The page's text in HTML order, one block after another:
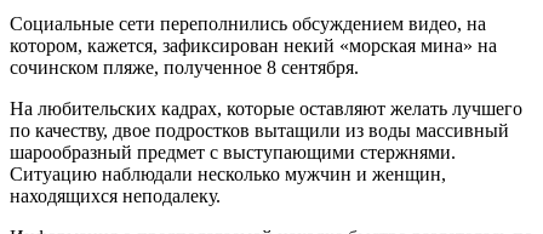
Социальные сети переполнились обсуждением видео, на
котором, кажется, зафиксирован некий «морская мина» на
сочинском пляже, полученное 8 сентября.
На любительских кадрах, которые оставляют желать лучшего
по качеству, двое подростков вытащили из воды массивный
шарообразный предмет с выступающими стержнями.
Ситуацию наблюдали несколько мужчин и женщин,
находящихся неподалеку.